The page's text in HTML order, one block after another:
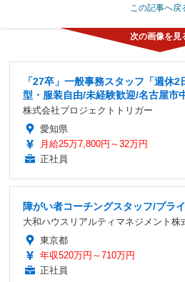
この記事へ戻
「27卒」一般事務スタッフ「週休
型・服装自由/未経験歓迎/名古屋市
株式会社プロジェクトトリガー
愛知県
月給25万7,800円～32万円
正社員
障がい者コーチングスタッフ/プラ
大和ハウスリアルティマネジメント株
東京都
年収520万円～710万円
正社員